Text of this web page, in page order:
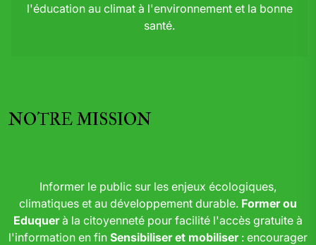
l'éducation au climat à l'environnement et la bonne
santé.
NOTRE MISSION
Informer le public sur les enjeux écologiques,
climatiques et au développement durable. Former ou
Eduquerà la citoyenneté pour facilité l'accès gratuite à
l'information en fin Sensibiliser et mobiliser: encourager